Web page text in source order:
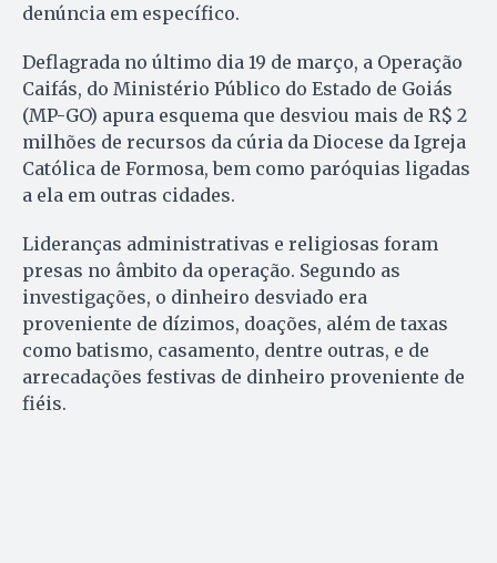
denúncia em específico.
Deflagrada no último dia 19 de março, a Operação
Caifás, do Ministério Público do Estado de Goiás
(MP-GO) apura esquema que desviou mais de R$ 2
milhões de recursos da cúria da Diocese da Igreja
Católica de Formosa, bem como paróquias ligadas
a ela em outras cidades.
Lideranças administrativas e religiosas foram
presas no âmbito da operação. Segundo as
investigações, o dinheiro desviado era
proveniente de dízimos, doações, além de taxas
como batismo, casamento, dentre outras, e de
arrecadações festivas de dinheiro proveniente de
fiéis.